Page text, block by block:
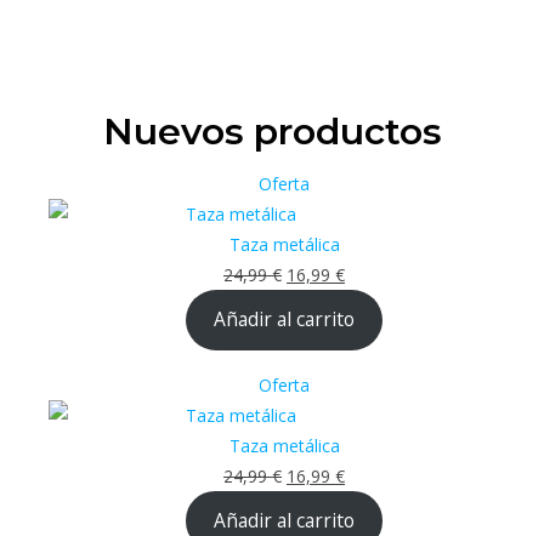
Nuevos productos
Oferta
Taza metálica
24,99€ 16,99 €
Añadir al carrito
Oferta
Taza metálica
24,99€ 16,99 €
Añadir al carrito